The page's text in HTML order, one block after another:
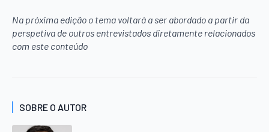
Na próxima edição o tema voltará a ser abordado a partir da
perspetiva de outros entrevistados diretamente relacionados
com este conteúdo
SOBRE O AUTOR